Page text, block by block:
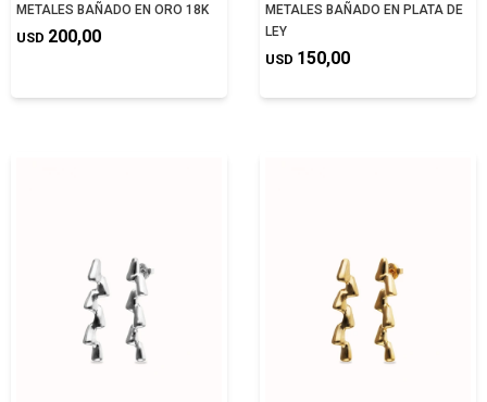
METALES BAÑADO EN ORO 18K
USD 200,00
METALES BAÑADO EN PLATA DE
LEY
USD 150,00